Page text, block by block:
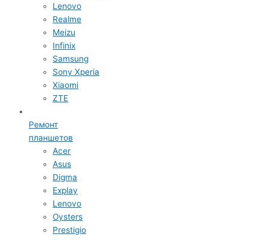
Lenovo
Realme
Meizu
Infinix
Samsung
Sony Xperia
Xiaomi
ZTE
Ремонт
планшетов
Acer
Asus
Digma
Explay
Lenovo
Oysters
Prestigio